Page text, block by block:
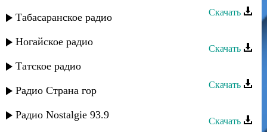
Табасаранское радио
Ногайское радио
Татское радио
Радио Страна гор
Радио Nostalgie 93.9
Скачать
Скачать
Марина Алиева - Гатфар
Скачать
Скачать